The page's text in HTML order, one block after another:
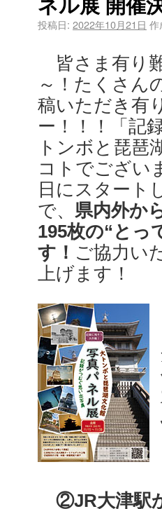
投稿日: 2022年10月21日 作
皆さま有り
～！たくさん
稿いただき有
ー！！！「記
トンボと琵琶
コトでござい
日にスタート
で、 県内外か
195枚の“とっ
す！ ご協力い
上げます！
②JR大津駅